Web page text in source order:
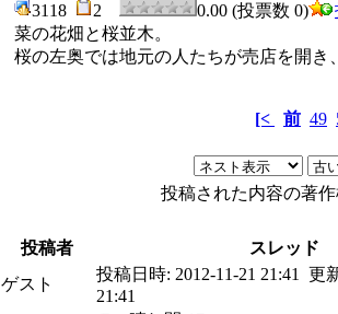
3118
2 0.00 (投票数 0)
菜の花畑と桜並木。
桜の左奥では地元の人たちが売店を開
[< 前 49
投稿された内容の著
投稿者
スレッド
ゲスト
投稿日時: 2012-11-21 21:41 更
21:41